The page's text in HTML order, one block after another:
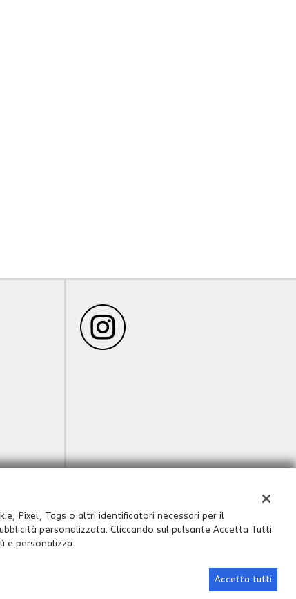
GestionaleAuto.com
Pixel, Tags o altri identificatori necessari per il
personalizzata. Cliccando sul pulsante Accetta Tutti
e personalizza.
Accetta tutti